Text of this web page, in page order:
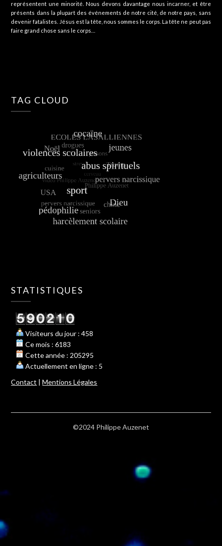
représentent une minorité. Nous devons davantage nous incarner, et être
présents dans la plupart des événements de notre cité, de notre pays, sans
devenir fatalistes. Jésus est la tête, nous sommes le corps. La tête ne peut pas
faire grand chose sans le corps…
TAG CLOUD
STATISTIQUES
Visiteurs du jour : 458
Ce mois : 6183
Cette année : 205295
Actuellement en ligne : 5
Contact |Mentions Légales
©2024 Philippe Auzenet